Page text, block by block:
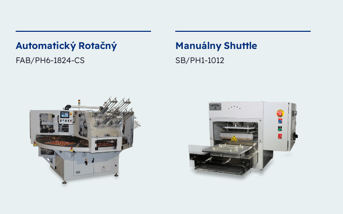
Automatický Rotačný
FAB/PH6-1824-CS
ManuálnyShuttle
SB/PH1-1012